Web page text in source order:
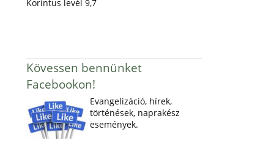
Korintus levél 9,7
Kövessen bennünket
Facebookon!
Evangelizáció, hírek,
történések, naprakész
események.